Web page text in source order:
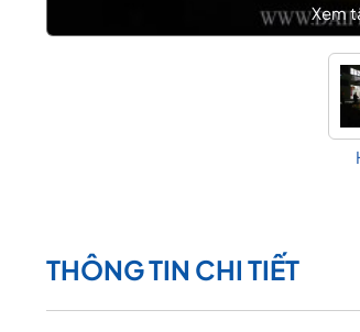
Xem
THÔNG TIN CHI TIẾT